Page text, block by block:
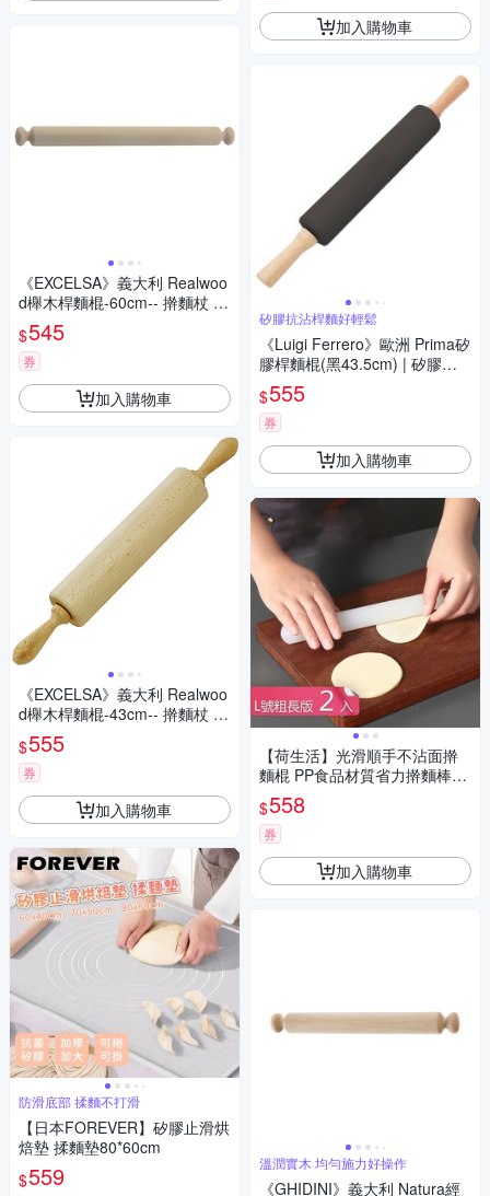
《EXCELSA》義大利 Realwoo
d櫸木桿麵棍-60cm-- 擀麵杖 擀
麵棍
$545
券
加入購物車
《EXCELSA》義大利 Realwoo
d櫸木桿麵棍-43cm-- 擀麵杖 擀
麵棍
$555
券
加入購物車
防滑底部 揉麵不打滑
【日本FOREVER】矽膠止滑烘
焙墊 揉麵墊80*60cm
$559
加入購物車
矽膠抗沾桿麵好輕鬆
《Luigi Ferrero》歐洲 Prima矽
膠桿麵棍(黑43.5cm) | 矽膠揉
麵棍 烘焙器具 擀麵棍
$555
券
加入購物車
【荷生活】光滑順手不沾面擀
麵棍 PP食品材質省力擀麵棒-
粗長版2入組
$558
券
加入購物車
溫潤實木 均勻施力好操作
《GHIDINI》義大利 Natura經